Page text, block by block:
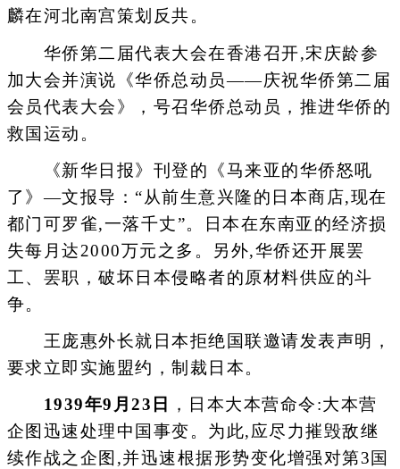
麟在河北南宫策划反共。
华侨第二届代表大会在香港召开,宋庆龄参
加大会并演说《华侨总动员——庆祝华侨第二届
会员代表大会》，号召华侨总动员，推进华侨的
救国运动。
《新华日报》刊登的《马来亚的华侨怒吼
了》—文报导：“从前生意兴隆的日本商店,现在
都门可罗雀,一落千丈”。日本在东南亚的经济损
失每月达2000万元之多。另外,华侨还开展罢
工、罢职，破坏日本侵略者的原材料供应的斗
争。
王庞惠外长就日本拒绝国联邀请发表声明，
要求立即实施盟约，制裁日本。
1939年9月23日
，日本大本营命令:大本营
企图迅速处理中国事变。为此,应尽力摧毁敌继
续作战之企图,并迅速根据形势变化增强对第3国